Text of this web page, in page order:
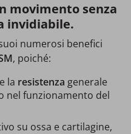
movimento senza
invidiabile.
numerosi benefici
, poiché:
e la resistenza generale
nel funzionamento del
su ossa e cartilagine,